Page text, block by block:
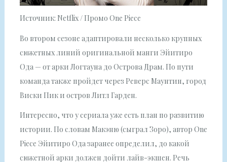
Источник: Netflix / Промо One Piece
Во втором сезоне адаптировали несколько крупных
сюжетных линий оригинальной манги Эйитиро
Ода — от арки Логтауна до Острова Драм. По пути
команда также пройдет через Реверс Маунтин, город
Виски Пик и остров Литл Гарден.
Интересно, что у сериала уже есть план по развитию
истории. По словам Макэню (сыграл Зоро), автор One
Piece Эйитиро Ода заранее определил, до какой
сюжетной арки должен дойти лайв-экшен. Речь